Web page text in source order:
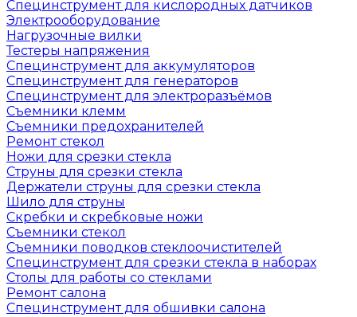
Специнструмент для кислородных датчиков
Электрооборудование
Нагрузочные вилки
Тестеры напряжения
Специнструмент для аккумуляторов
Специнструмент для генераторов
Специнструмент для электроразъёмов
Съемники клемм
Съемники предохранителей
Ремонт стекол
Ножи для срезки стекла
Струны для срезки стекла
Держатели струны для срезки стекла
Шило для струны
Скребки и скребковые ножи
Съемники стекол
Съемники поводков стеклоочистителей
Специнструмент для срезки стекла в наборах
Столы для работы со стеклами
Ремонт салона
Специнструмент для обшивки салона